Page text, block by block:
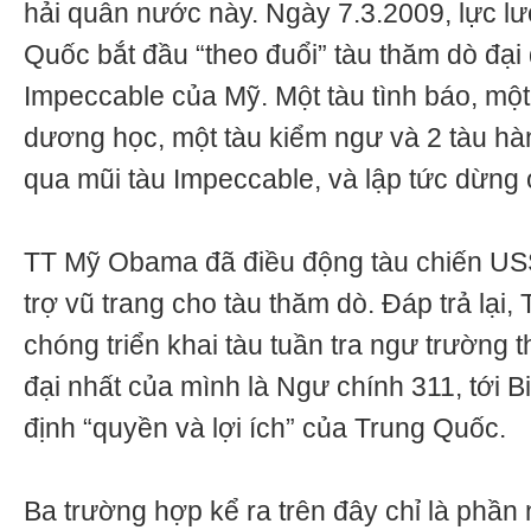
hải quân nước này. Ngày 7.3.2009, lực
Quốc bắt đầu “theo đuổi” tàu thăm dò
Impeccable của Mỹ. Một tàu tình báo,
dương học, một tàu kiểm ngư và 2 tàu
qua mũi tàu Impeccable, và lập tức
TT Mỹ Obama đã điều động tàu chiến
trợ vũ trang cho tàu thăm dò. Đáp trả lại,
chóng triển khai tàu tuần tra ngư trường
đại nhất của mình là Ngư chính 311, tới
định “quyền và lợi ích” của Trung Quốc.
Ba trường hợp kể ra trên đây chỉ là phần